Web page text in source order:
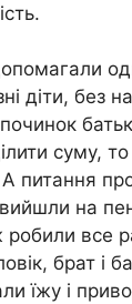
діти,
суму,
А питання
на
все
брат і
їжу і